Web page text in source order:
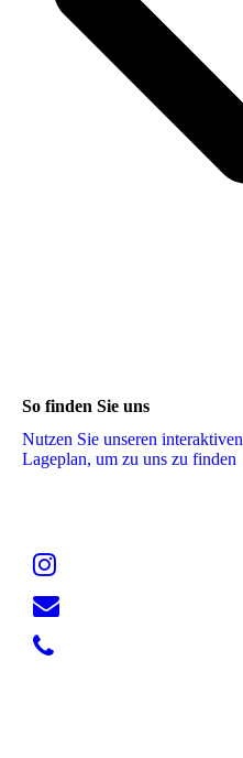
So finden Sie uns
Nutzen Sie unseren interaktiven
La­ge­plan, um zu uns zu finden